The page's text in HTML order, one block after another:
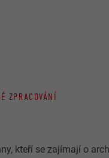
ZPRACOVÁNÍ
kteří se zajímají o